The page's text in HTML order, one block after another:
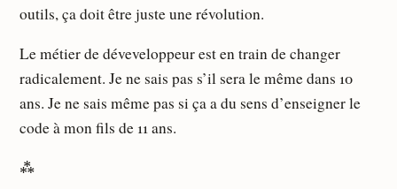
outils, ça doit être juste une révolution.
Le métier de déveveloppeur est en train de changer
radicalement. Je ne sais pas s’il sera le même dans 10
ans. Je ne sais même pas si ça a du sens d’enseigner le
code à mon fils de 11 ans.
⁂